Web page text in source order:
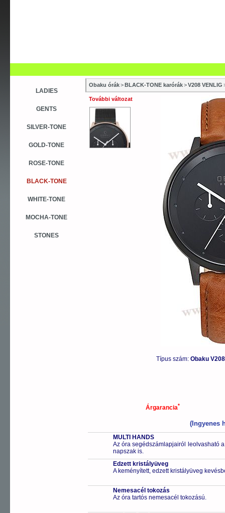
LADIES
GENTS
SILVER-TONE
GOLD-TONE
ROSE-TONE
BLACK-TONE
WHITE-TONE
MOCHA-TONE
STONES
Obaku órák>BLACK-TONE karórák>V208 VENLIG
További változat
Típus szám: Obaku
Árgarancia*
(Ingyenes
MULTI HANDS
Az óra segédszámlapjairól leolvasható
napszak is.
Edzett kristályüveg
A keményített, edzett kristályüveg
Nemesacél tokozás
Az óra tartós nemesacél tokozású.